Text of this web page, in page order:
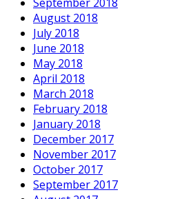
August 2018
July 2018
June 2018
May 2018
April 2018
March 2018
February 2018
January 2018
December 2017
November 2017
October 2017
September 2017